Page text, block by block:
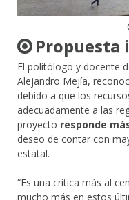
Propuesta
El politólogo y docente
Alejandro Mejía,
debido a que los
adecuadamente a las
proyecto responde
deseo de contar con
estatal.
“Es una crítica más al
mucho más en estos